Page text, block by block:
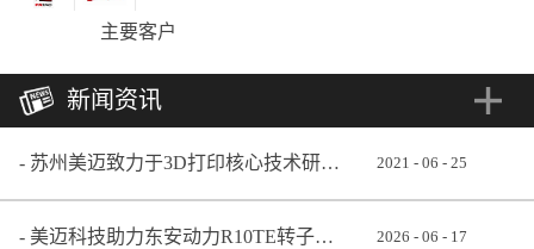
主要客户
新闻资讯
苏州美迈致力于3D打印核心技术研发 助推铸造业转型升级 2021 - 06 - 25
美迈科技助力东安动力R10TE转子发动机成功点火 2026 - 06 - 17